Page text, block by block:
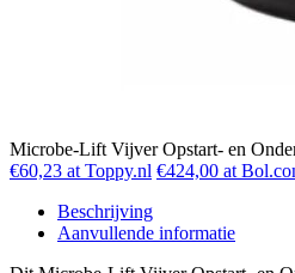
Microbe-Lift Vijver Opstart- en
€60,23 at Toppy.nl €424,00 at
Beschrijving
Aanvullende informatie